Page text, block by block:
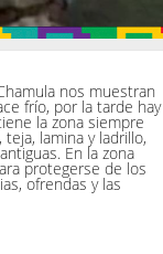
nos muestran
frío, por la tarde hay
la zona siempre
lamina y ladrillo,
En la zona
protegerse de los
ofrendas y las